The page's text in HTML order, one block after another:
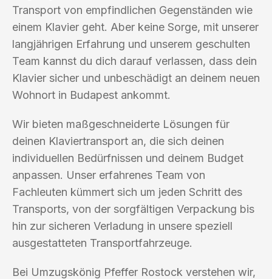
Transport von empfindlichen Gegenständen wie
einem Klavier geht. Aber keine Sorge, mit unserer
langjährigen Erfahrung und unserem geschulten
Team kannst du dich darauf verlassen, dass dein
Klavier sicher und unbeschädigt an deinem neuen
Wohnort in Budapest ankommt.
Wir bieten maßgeschneiderte Lösungen für
deinen Klaviertransport an, die sich deinen
individuellen Bedürfnissen und deinem Budget
anpassen. Unser erfahrenes Team von
Fachleuten kümmert sich um jeden Schritt des
Transports, von der sorgfältigen Verpackung bis
hin zur sicheren Verladung in unsere speziell
ausgestatteten Transportfahrzeuge.
Bei Umzugskönig Pfeffer Rostock verstehen wir,